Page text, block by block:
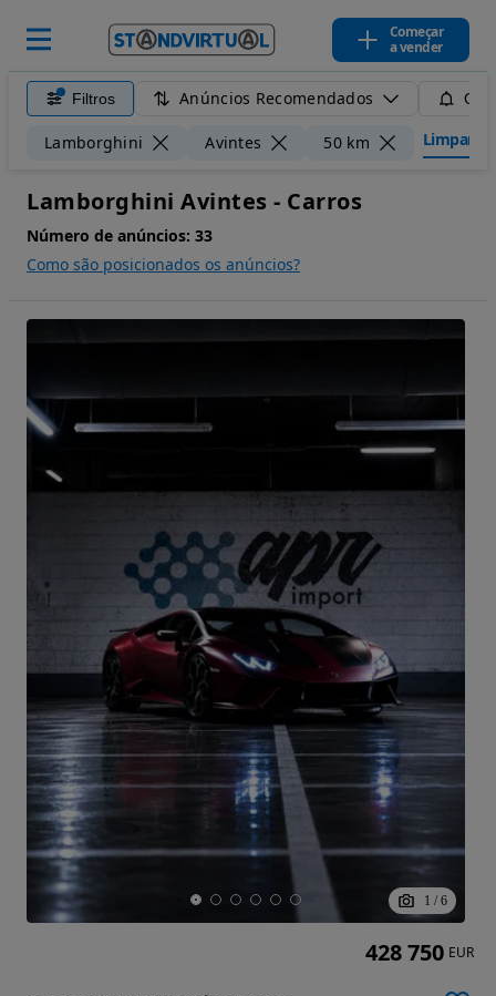
Começar
a vender
Filtros Anúncios Recomendados
Lamborghini Avintes 50 km Limpar
Lamborghini Avintes - Carros
Número de anúncios: 33
Como são posicionados os anúncios?
1 / 6
428 750 EUR